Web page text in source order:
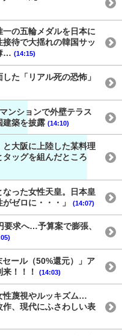
の五輪メダルを日本に
待で大揺れの韓国サッ
… (14:15)
た「リアル死の恐怖」
ンションで外壁テラス
建築を披露 (14:10)
と大阪に上陸した某料理
ッグを組んだところ
なった女性天皇。日本皇
ゼロに・・・」
(14:07)
要求へ…予算案で膨張、
ール（50%還元）」ア
！！！
(14:03)
性蔑視やルッキズム…
作、現代にふさわしい表